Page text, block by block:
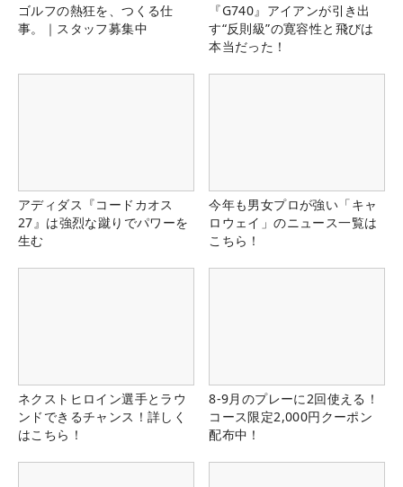
ゴルフの熱狂を、つくる仕
事。｜スタッフ募集中
『G740』アイアンが引き出
す“反則級”の寛容性と飛びは
本当だった！
アディダス『コードカオス
27』は強烈な蹴りでパワーを
生む
今年も男女プロが強い「キャ
ロウェイ」のニュース一覧は
こちら！
ネクストヒロイン選手とラウ
ンドできるチャンス！詳しく
はこちら！
8-9月のプレーに2回使える！
コース限定2,000円クーポン
配布中！